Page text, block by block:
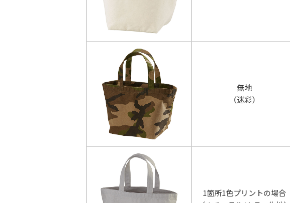
無地
（迷彩）
1箇所1色プリントの場合